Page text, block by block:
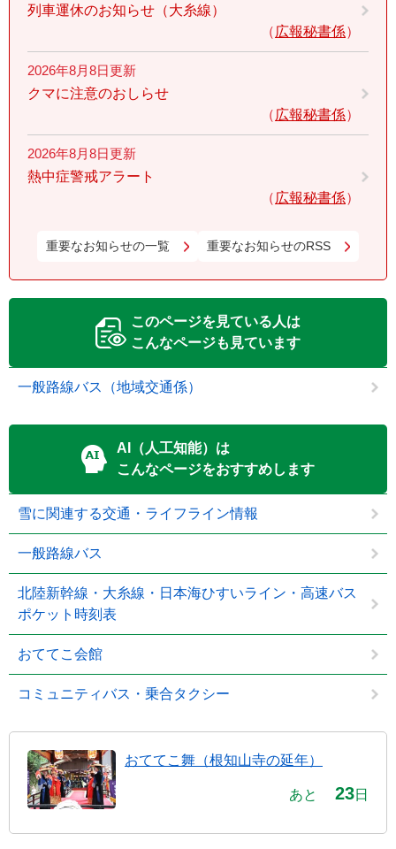
列車運休のお知らせ（大糸線）
広報秘書係
2026年8月8日更新
クマに注意のおしらせ
広報秘書係
2026年8月8日更新
熱中症警戒アラート
広報秘書係
重要なお知らせの一覧 重要なお知らせのRSS
このページを見ている人は
こんなページも見ています
一般路線バス（地域交通係）
AI（人工知能）は
こんなページをおすすめします
雪に関連する交通・ライフライン情報
一般路線バス
北陸新幹線・大糸線・日本海ひすいライン・高速バス
ポケット時刻表
おててこ会館
コミュニティバス・乗合タクシー
おててこ舞（根知山寺の延年）
あと 23日